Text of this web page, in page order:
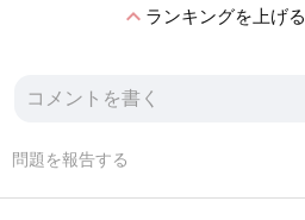
expand_lessランキングを上げる
問題を報告する